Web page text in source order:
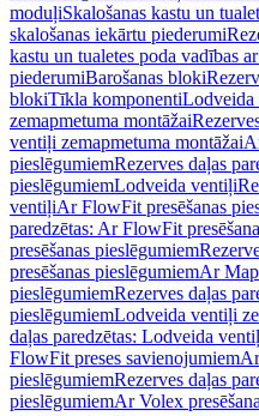
moduļiSkalošanas kastu un
skalošanas iekārtu piederumi
kastu un tualetes poda vadības
piederumiBarošanas bloki
blokiTīkla komponentiLodveida
zemapmetuma montāžai
ventiļi zemapmetuma montāžai
pieslēgumiemRezerves daļas
pieslēgumiemLodveida ventiļi
ventiļiAr FlowFit presēšanas
paredzētas: Ar FlowFit
presēšanas pieslēgumiem
presēšanas pieslēgumiemAr
pieslēgumiemRezerves daļas
pieslēgumiemLodveida ventiļi
daļas paredzētas: Lodveida
FlowFit preses savienojumiem
pieslēgumiemRezerves daļas
pieslēgumiemAr Volex